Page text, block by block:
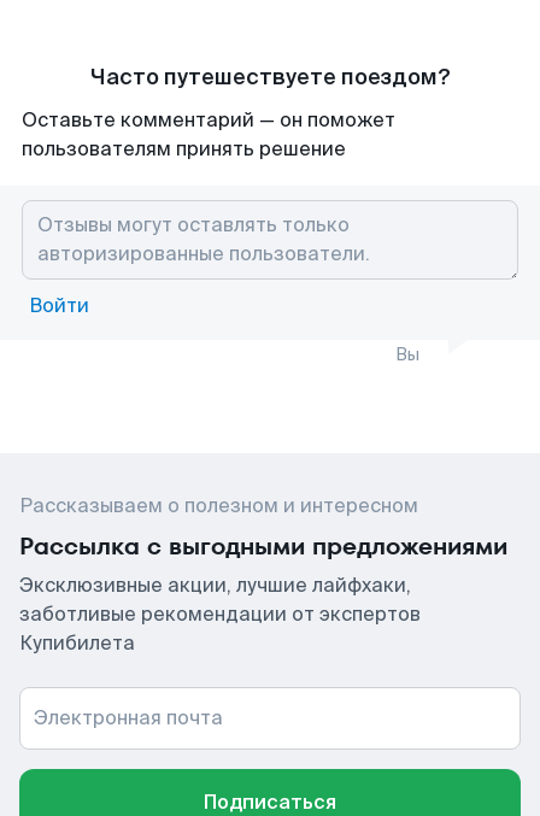
Часто путешествуете поездом?
Оставьте комментарий — он поможет
пользователям принять решение
Войти
Вы
Рассказываем о полезном и интересном
Рассылка с выгодными предложениями
Эксклюзивные акции, лучшие лайфхаки,
заботливые рекомендации от экспертов
Купибилета
Электронная почта
Подписаться